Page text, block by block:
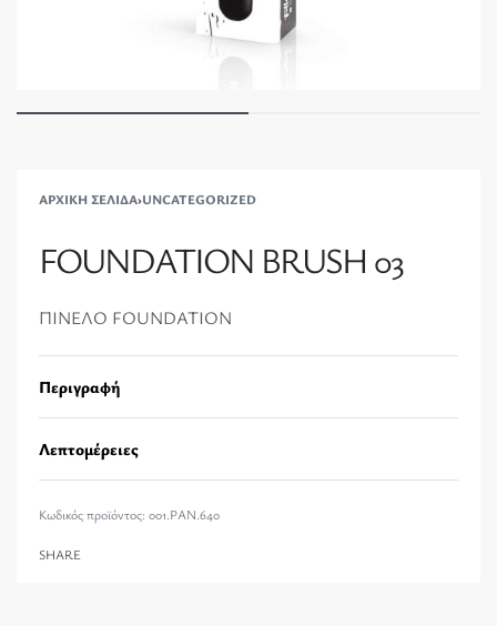
ΑΡΧΙΚΉ ΣΕΛΊΔΑ›UNCATEGORIZED
FOUNDATION BRUSH 03
ΠΙΝΕΛΟ FOUNDATION
Περιγραφή
Λεπτομέρειες
001.PAN.640
SHARE